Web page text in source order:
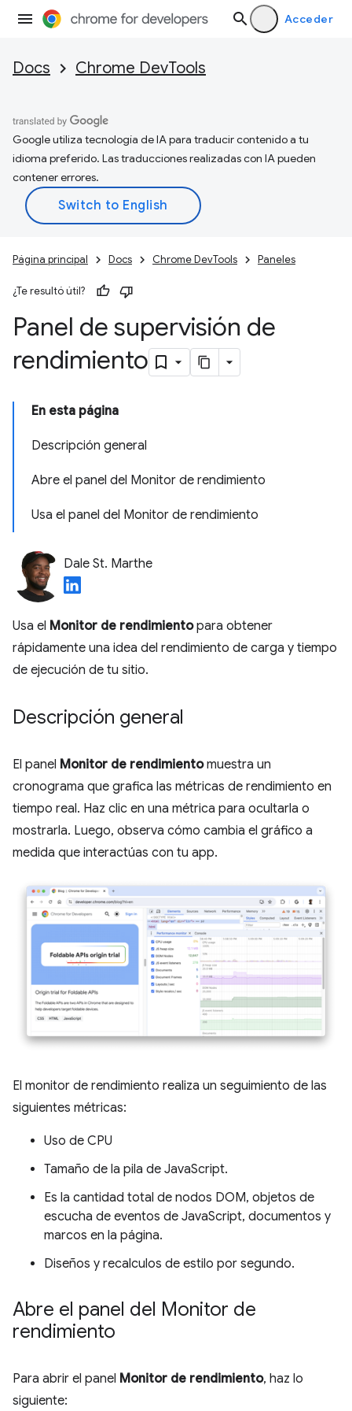
Acceder
Docs Chrome DevTools
Google utiliza tecnología de IA para traducir contenido a tu
idioma preferido. Las traducciones realizadas con IA pueden
contener errores.
Página principal Docs Chrome DevTools Paneles
¿Te resultó útil?
Panel de supervisión de
rendimiento
En esta página
Descripción general
Abre el panel del Monitor de rendimiento
Usa el panel del Monitor de rendimiento
Dale St. Marthe
Usa el Monitor de rendimientopara obtener
rápidamente una idea del rendimiento de carga y tiempo
de ejecución de tu sitio.
Descripción general
El panel Monitor de rendimientomuestra un
cronograma que grafica las métricas de rendimiento en
tiempo real. Haz clic en una métrica para ocultarla o
mostrarla. Luego, observa cómo cambia el gráfico a
medida que interactúas con tu app.
El monitor de rendimiento realiza un seguimiento de las
siguientes métricas:
Uso de CPU
Tamaño de la pila de JavaScript.
Es la cantidad total de nodos DOM, objetos de
escucha de eventos de JavaScript, documentos y
marcos en la página.
Diseños y recalculos de estilo por segundo.
Abre el panel del Monitor de
rendimiento
Para abrir el panel Monitor de rendimiento, haz lo
siguiente: